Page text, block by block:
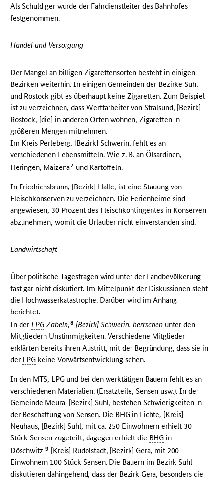
Als Schuldiger wurde der Fahrdienstleiter des Bahnhofes
festgenommen.
Handel und Versorgung
Der Mangel an billigen Zigarettensorten besteht in einigen
Bezirken weiterhin. In einigen Gemeinden der Bezirke Suhl
und Rostock gibt es überhaupt keine Zigaretten. Zum Beispiel
ist zu verzeichnen, dass Werftarbeiter von Stralsund, [Bezirk]
Rostock, [die] in anderen Orten wohnen, Zigaretten in
größeren Mengen mitnehmen.
Im Kreis Perleberg, [Bezirk] Schwerin, fehlt es an
verschiedenen Lebensmitteln. Wie z. B. an Ölsardinen,
Heringen, Maizena7 und Kartoffeln.
In Friedrichsbrunn, [Bezirk] Halle, ist eine Stauung von
Fleischkonserven zu verzeichnen. Die Ferienheime sind
angewiesen, 30 Prozent des Fleischkontingentes in Konserven
abzunehmen, womit die Urlauber nicht einverstanden sind.
Landwirtschaft
Über politische Tagesfragen wird unter der Landbevölkerung
fast gar nicht diskutiert. Im Mittelpunkt der Diskussionen steht
die Hochwasserkatastrophe. Darüber wird im Anhang
berichtet.
In derLPG Zabeln,8 [Bezirk] Schwerin, herrschen unter den
Mitgliedern Unstimmigkeiten. Verschiedene Mitglieder
erklärten bereits ihren Austritt, mit der Begründung, dass sie in
der LPG keine Vorwärtsentwicklung sehen.
In den MTS, LPG und bei den werktätigen Bauern fehlt es an
verschiedenen Materialien. (Ersatzteile, Sensen usw.). In der
Gemeinde Meura, [Bezirk] Suhl, bestehen Schwierigkeiten in
der Beschaffung von Sensen. Die BHG in Lichte, [Kreis]
Neuhaus, [Bezirk] Suhl, mit ca. 250 Einwohnern erhielt 30
Stück Sensen zugeteilt, dagegen erhielt die BHG in
Döschwitz,9 [Kreis] Rudolstadt, [Bezirk] Gera, mit 200
Einwohnern 100 Stück Sensen. Die Bauern im Bezirk Suhl
diskutieren dahingehend, dass der Bezirk Gera, besonders die